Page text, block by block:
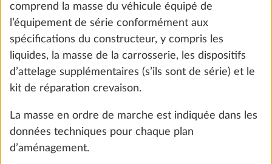
Moquette amovible Plus
comprend la masse du véhicule équipé de
l’équipement de série conformément aux
spécifications du constructeur, y compris les
liquides, la masse de la carrosserie, les dispositifs
d’attelage supplémentaires (s’ils sont de série) et le
kit de réparation crevaison.
La masse en ordre de marche est indiquée dans les
données techniques pour chaque plan
d’aménagement.